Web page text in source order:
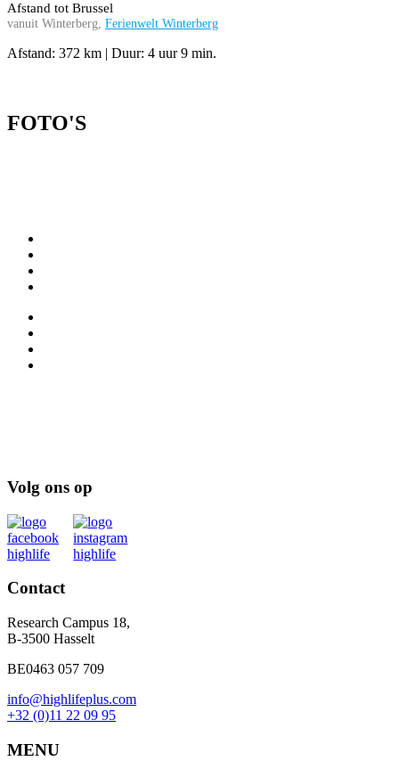
Afstand tot Brussel
vanuit Winterberg, Ferienwelt Winterberg
Afstand: 372 km | Duur: 4 uur 9 min.
FOTO'S
Volg ons op
Contact
Research Campus 18,
B-3500 Hasselt
BE0463 057 709
info@highlifeplus.com
+32 (0)11 22 09 95
MENU